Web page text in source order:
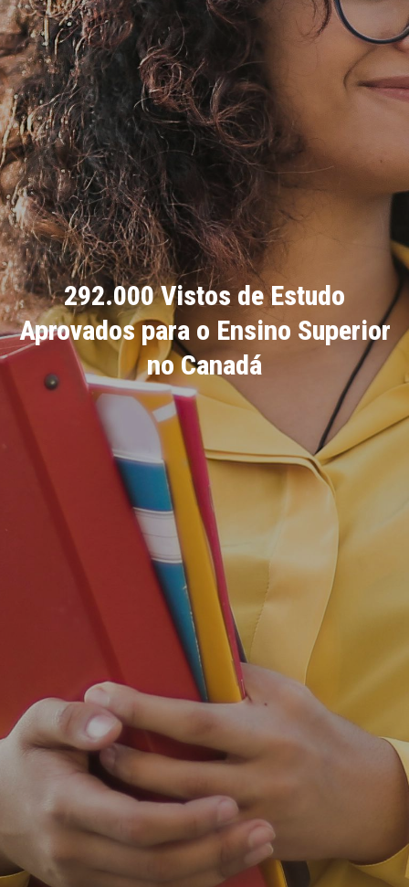
292.000 Vistos de Estudo
Aprovados para o Ensino Superior
no Canadá